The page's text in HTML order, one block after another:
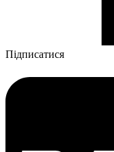
Підписатися